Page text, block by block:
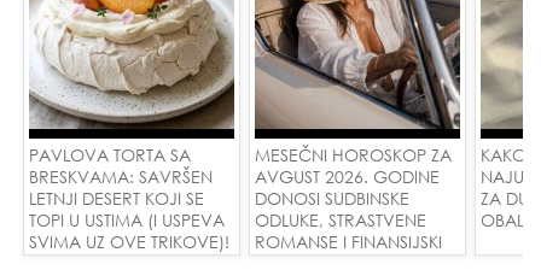
PAVLOVA TORTA SA
BRESKVAMA: SAVRŠEN
LETNJI DESERT KOJI SE
TOPI U USTIMA (I USPEVA
SVIMA UZ OVE TRIKOVE)!
MESEČNI HOROSKOP ZA
AVGUST 2026. GODINE
DONOSI SUDBINSKE
ODLUKE, STRASTVENE
ROMANSE I FINANSIJSKI
KAKO
ZA